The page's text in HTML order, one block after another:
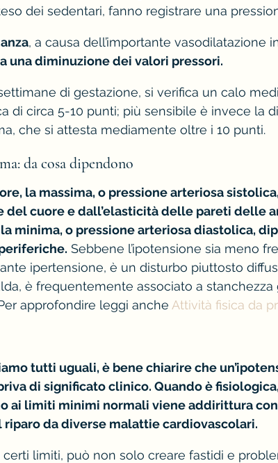
dei sedentari, fanno registrare una
, a causa dell’importante vasodilatazione
una diminuzione dei valori pressori.
di gestazione, si verifica un calo
di circa 5-10 punti; più sensibile è invece la
che si attesta mediamente oltre i 10 punti.
da cosa dipendono
la massima, o pressione arteriosa
del cuore e dall’elasticità delle pareti delle
minima, o pressione arteriosa diastolica,
Sebbene l’ipotensione sia meno
ipertensione, è un disturbo piuttosto
è frequentemente associato a stanchezza
approfondire leggi anche Attività fisica da
tutti uguali, è bene chiarire che
di significato clinico. Quando è
ai limiti minimi normali viene addirittura
riparo da diverse malattie cardiovascolari.
certi limiti, può non solo creare fastidi e